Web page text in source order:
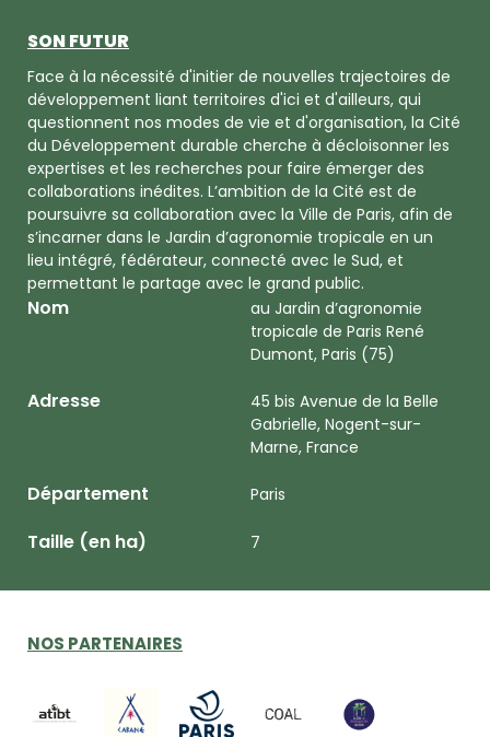
SON FUTUR
Face à la nécessité d'initier de nouvelles trajectoires de
développement liant territoires d'ici et d'ailleurs, qui
questionnent nos modes de vie et d'organisation, la Cité
du Développement durable cherche à décloisonner les
expertises et les recherches pour faire émerger des
collaborations inédites. L’ambition de la Cité est de
poursuivre sa collaboration avec la Ville de Paris, afin de
s’incarner dans le Jardin d’agronomie tropicale en un
lieu intégré, fédérateur, connecté avec le Sud, et
permettant le partage avec le grand public.
Nom
au Jardin d’agronomie
tropicale de Paris René
Dumont, Paris (75)
Adresse
45 bis Avenue de la Belle
Gabrielle, Nogent-sur-
Marne, France
Département Paris
Taille (en ha) 7
NOS PARTENAIRES